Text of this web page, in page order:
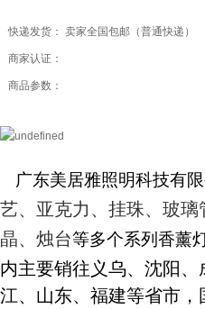
快递发货： 卖家全国包邮（普通快递）
商家认证：
商品参数：
广东美居雅照明科技有
艺、亚克力、挂珠、玻
晶、烛台等多个系列香薰
内主要销往义乌、沈阳
江、山东、福建等省市，